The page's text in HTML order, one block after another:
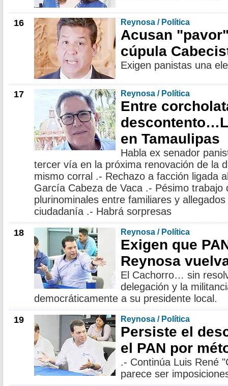
16 Reynosa / Política
Acusan
cúpula
Exigen panistas una
17 Reynosa / Política
Entre
en Tamaulipas
Habla ex senador
tercer vía en la próxima renovación de la
mismo corral .- Rechazo a facción ligada
García Cabeza de Vaca .- Pésimo trabajo
plurinominales entre familiares y
ciudadanía .- Habrá sorpresas
18 Reynosa / Política
Exigen que
Reynosa
El Cachorro… sin
delegación y la
democráticamente a su presidente local.
19 Reynosa / Política
Persiste el
el PAN por
.- Continúa Luis René
parece ser